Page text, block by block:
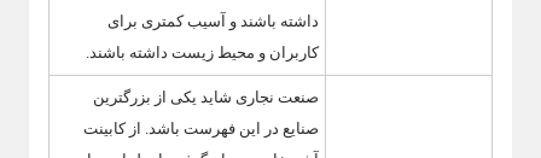
داشته باشند و آسیب کمتری برای
کاربران و محیط زیست داشته باشند.
صنعت نجاری شاید یکی از بزرگترین
صنایع در این فهرست باشد. از کابینت